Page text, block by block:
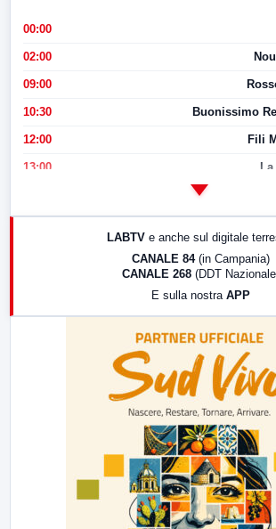
00:00
02:00
09:00
10:30 Buonissimo
12:00 Fili
13:00 La
LABTV e anche sul digitale
CANALE 84 (in Campania)
CANALE 268 (DDT
E sulla nostra APP